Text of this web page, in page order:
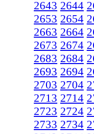
2643 2644
2653 2654
2663 2664
2673 2674
2683 2684
2693 2694
2703 2704
2713 2714
2723 2724
2733 2734